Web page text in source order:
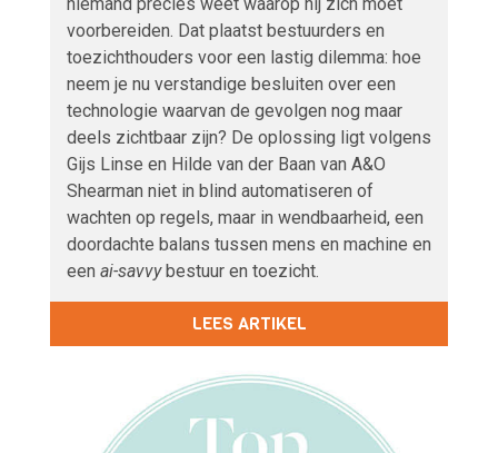
niemand precies weet waarop hij zich moet
voorbereiden. Dat plaatst bestuurders en
toezichthouders voor een lastig dilemma: hoe
neem je nu verstandige besluiten over een
technologie waarvan de gevolgen nog maar
deels zichtbaar zijn? De oplossing ligt volgens
Gijs Linse en Hilde van der Baan van A&O
Shearman niet in blind automatiseren of
wachten op regels, maar in wendbaarheid, een
doordachte balans tussen mens en machine en
een ai-savvy bestuur en toezicht.
LEES ARTIKEL